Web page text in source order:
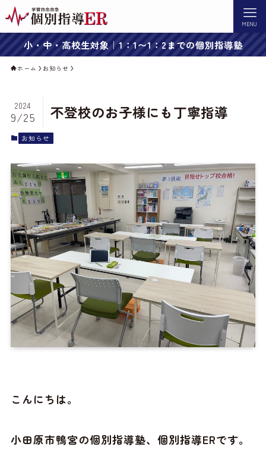
MENU
小・中・高校生対象｜1：1〜1：2までの個別指導塾
ホーム お知らせ
不登校のお子様にも丁寧指導
2024
9/25
お知らせ
こんにちは。
小田原市鴨宮の個別指導塾、個別指導ERです。